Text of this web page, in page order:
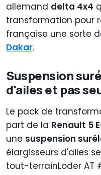
allemand delta 4x4
transformation pour
française une sorte
Dakar.
Suspension
d'ailes et pas
Le pack de
part de la Renault 5
une suspension
élargisseurs d'ailes
tout-terrainLoder AT